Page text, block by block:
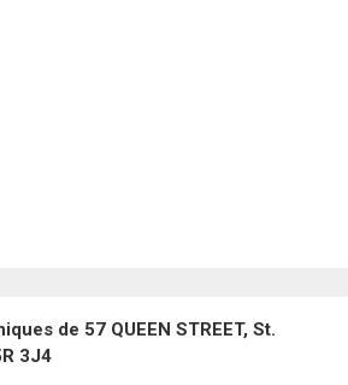
de 57 QUEEN STREET, St.
3J4